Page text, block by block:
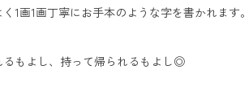
1画1画丁寧にお手本のような字を書かれます。
もよし、持って帰られるもよし◎